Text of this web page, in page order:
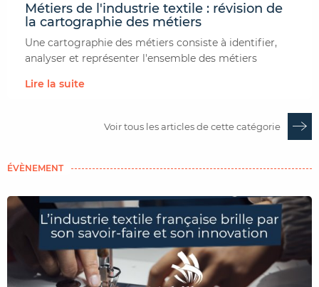
Métiers de l'industrie textile : révision de
la cartographie des métiers
Une cartographie des métiers consiste à identifier,
analyser et représenter l'ensemble des métiers
Lire la suite
Voir tous les articles de cette catégorie
ÉVÈNEMENT